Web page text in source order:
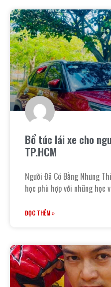
Bổ túc lái xe cho
TP.HCM
Người Đã Có Bằng Nhưng
học phù hợp với những học
ĐỌC THÊM »